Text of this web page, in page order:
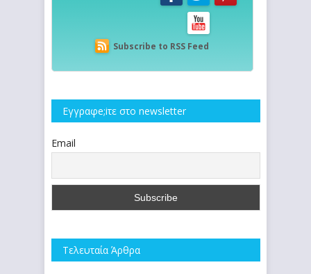
Subscribe to RSS Feed
Εγγραφe;iτε στο newsletter
Email
Τελευταία Άρθρα